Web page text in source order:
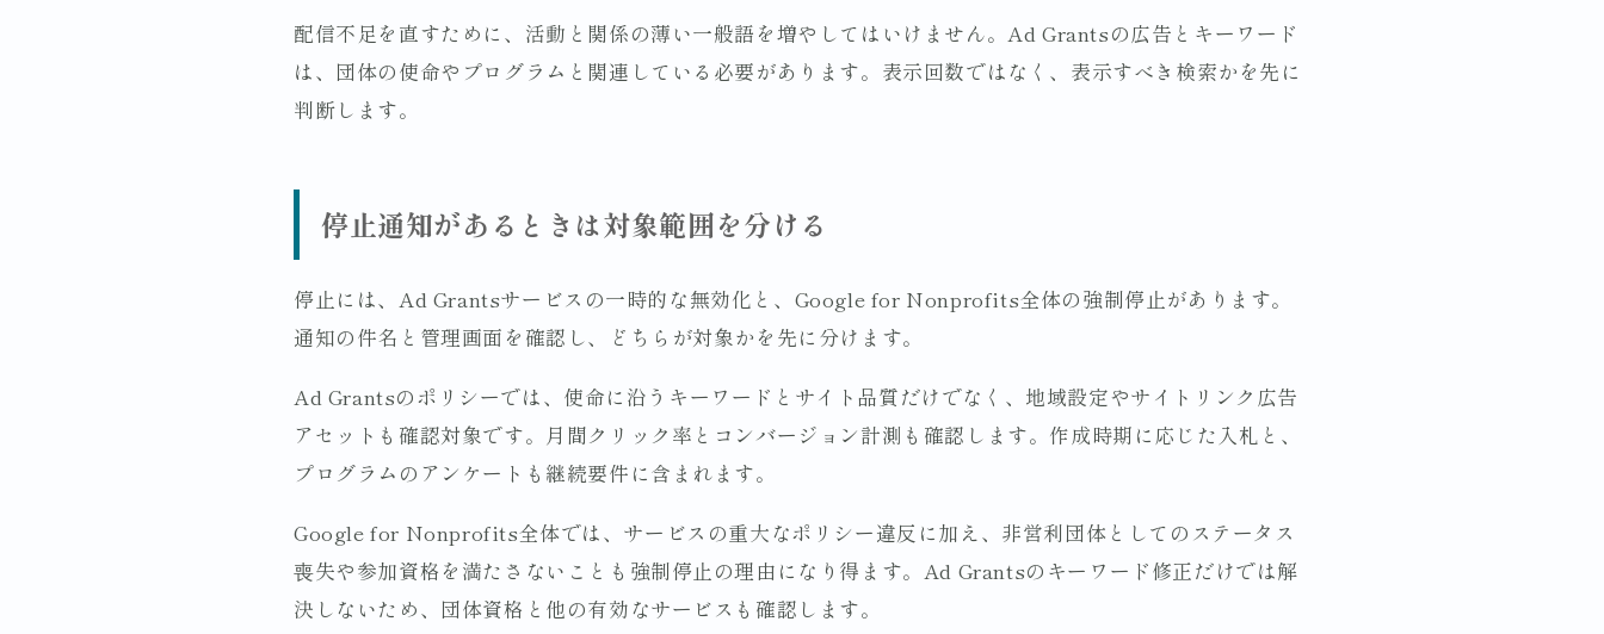
配信不足を直すために、活動と関係の薄い一般語を増やしてはいけません。Ad Grantsの広告とキーワード
は、団体の使命やプログラムと関連している必要があります。表示回数ではなく、表示すべき検索かを先に
判断します。
停止通知があるときは対象範囲を分ける
停止には、Ad Grantsサービスの一時的な無効化と、Google for Nonprofits全体の強制停止があります。
通知の件名と管理画面を確認し、どちらが対象かを先に分けます。
Ad Grantsのポリシーでは、使命に沿うキーワードとサイト品質だけでなく、地域設定やサイトリンク広告
アセットも確認対象です。月間クリック率とコンバージョン計測も確認します。作成時期に応じた入札と、
プログラムのアンケートも継続要件に含まれます。
Google for Nonprofits全体では、サービスの重大なポリシー違反に加え、非営利団体としてのステータス
喪失や参加資格を満たさないことも強制停止の理由になり得ます。Ad Grantsのキーワード修正だけでは解
決しないため、団体資格と他の有効なサービスも確認します。